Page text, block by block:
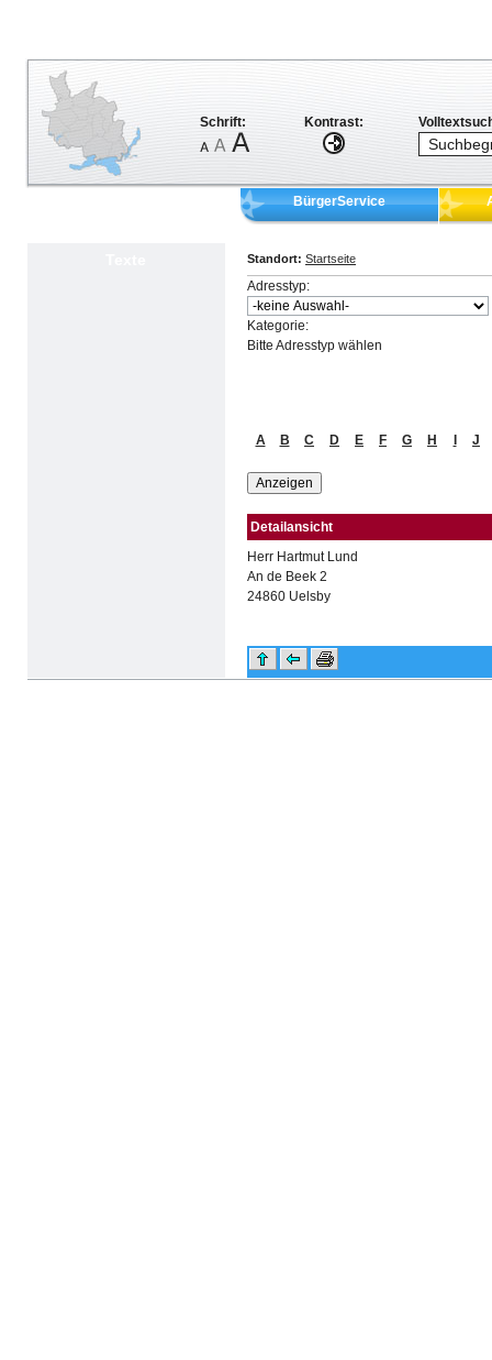
Schrift: Kontrast:
BürgerService
Standort: Startseite
Adresstyp:
Kategorie:
Bitte Adresstyp wählen
A B C D E F G H J
Detailansicht
Herr Hartmut Lund
An de Beek 2
24860 Uelsby